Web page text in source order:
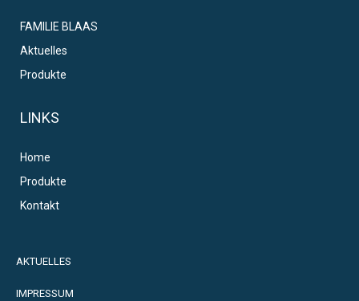
FAMILIE BLAAS
Aktuelles
Produkte
LINKS
Home
Produkte
Kontakt
AKTUELLES
IMPRESSUM